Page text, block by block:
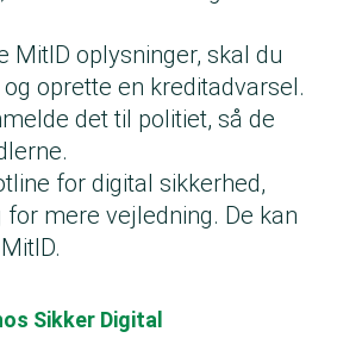
MitID oplysninger, skal du
oprette en kreditadvarsel.
det til politiet, så de
for digital sikkerhed,
mere vejledning. De kan
Sikker Digital